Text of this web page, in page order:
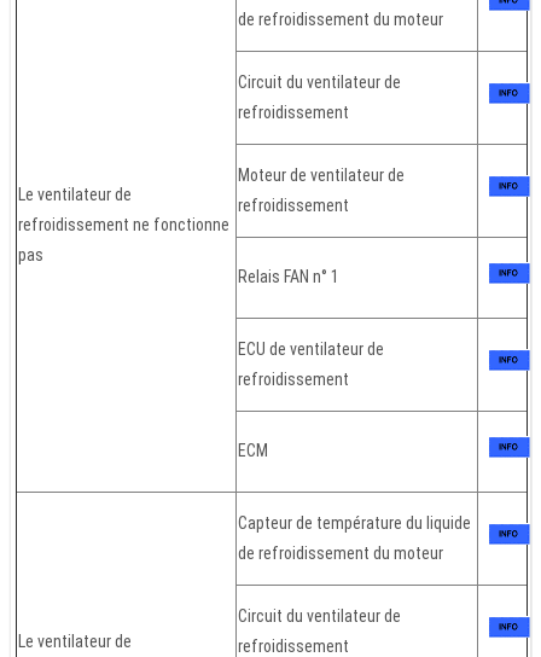
Le ventilateur de
refroidissement ne fonctionne
pas
de refroidissement du moteur
Circuit du ventilateur de
refroidissement
Moteur de ventilateur de
refroidissement
Relais FAN n° 1
ECU de ventilateur de
refroidissement
ECM
Le ventilateur de
Capteur de température du liquide
de refroidissement du moteur
Circuit du ventilateur de
refroidissement